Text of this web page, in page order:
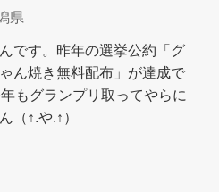
県
です。昨年の選挙公約「グ
ん焼き無料配布」が達成で
もグランプリ取ってやらに
（↑.や.↑）